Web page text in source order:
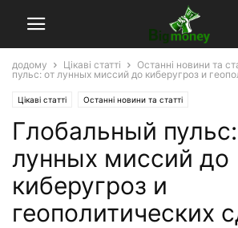
додому Цікаві статті Останні новини та
пульс: от лунных миссий до киберугроз и
Цікаві статті Останні новини та статті
Глобальный
лунных миссий до
киберугроз и
геополитических